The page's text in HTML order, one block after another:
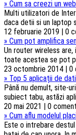
» Cum sa creezi un
Multi utilizatori de
daca detii si un laptop
12 februarie 2019 | 0
» Cum pot amplifica
Un router wireless
toate acestea se pot
23 octombrie 2014 | 0
» Top 5 aplicații de
Până nu demult, site-
subiect tabu, astăzi
20 mai 2021 | 0
» Cum aflu modelul
Este o intrebare